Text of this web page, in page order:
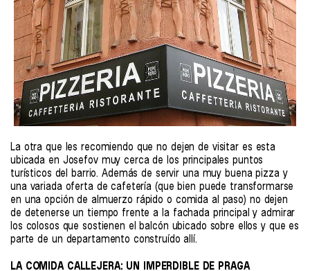
La otra que les recomiendo que no dejen de visitar es esta
ubicada en Josefov muy cerca de los principales puntos
turísticos del barrio. Además de servir una muy buena pizza y
una variada oferta de cafetería (que bien puede transformarse
en una opción de almuerzo rápido o comida al paso) no dejen
de detenerse un tiempo frente a la fachada principal y admirar
los colosos que sostienen el balcón ubicado sobre ellos y que es
parte de un departamento construído allí.
LA COMIDA CALLEJERA: UN IMPERDIBLE DE PRAGA